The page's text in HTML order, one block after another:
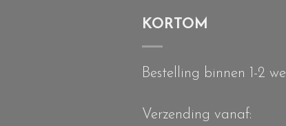
KORTOM
Bestelling binnen 1-2
Verzending vanaf: